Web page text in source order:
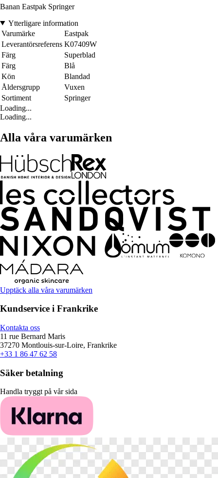
Banan Eastpak Springer
Ytterligare information
Varumärke
Eastpak
Leverantörsreferens K07409W
Färg
Superblad
Färg
Blå
Kön
Blandad
Åldersgrupp
Vuxen
Sortiment
Springer
Loading...
Loading...
Alla våra varumärken
Upptäck alla våra varumärken
Kundservice i Frankrike
Kontakta oss
11 rue Bernard Maris
37270 Montlouis-sur-Loire, Frankrike
+33 1 86 47 62 58
Säker betalning
Handla tryggt på vår sida